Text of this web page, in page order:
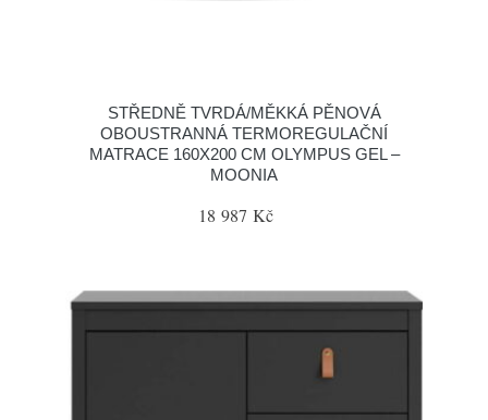
STŘEDNĚ TVRDÁ/MĚKKÁ PĚNOVÁ
OBOUSTRANNÁ TERMOREGULAČNÍ
MATRACE 160X200 CM OLYMPUS GEL –
MOONIA
18 987 Kč